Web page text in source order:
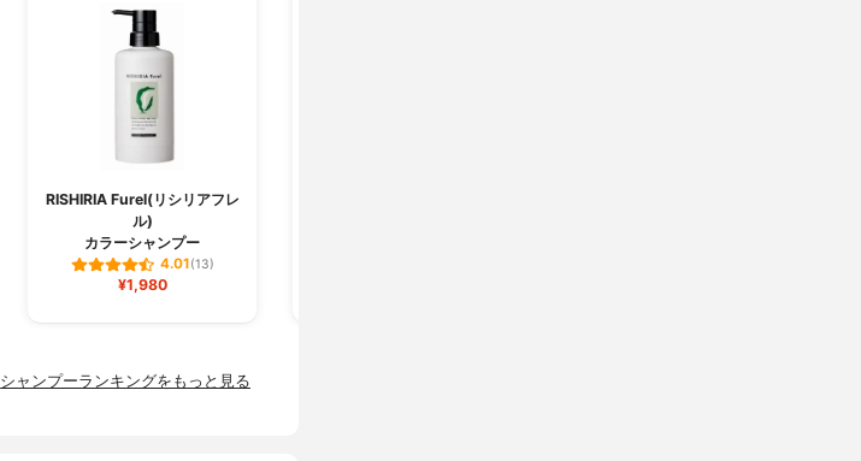
RISHIRIA Furel(リシリアフレ
ル)
カラーシャンプー
4.01(13)
¥1,980
シャンプーランキングをもっと見る